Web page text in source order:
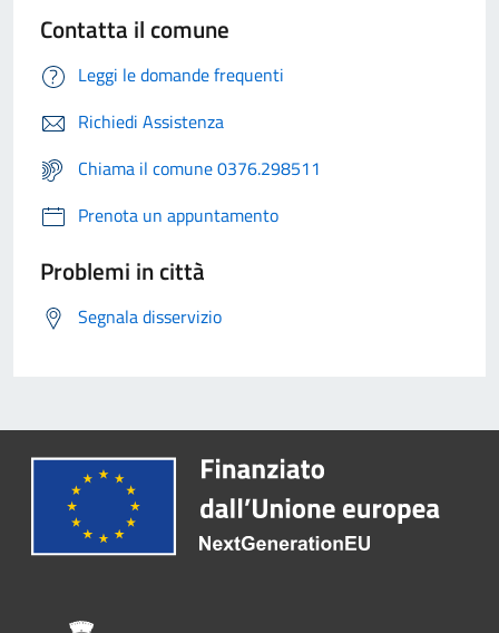
Contatta il comune
Leggi le domande frequenti
Richiedi Assistenza
Chiama il comune 0376.298511
Prenota un appuntamento
Problemi in città
Segnala disservizio